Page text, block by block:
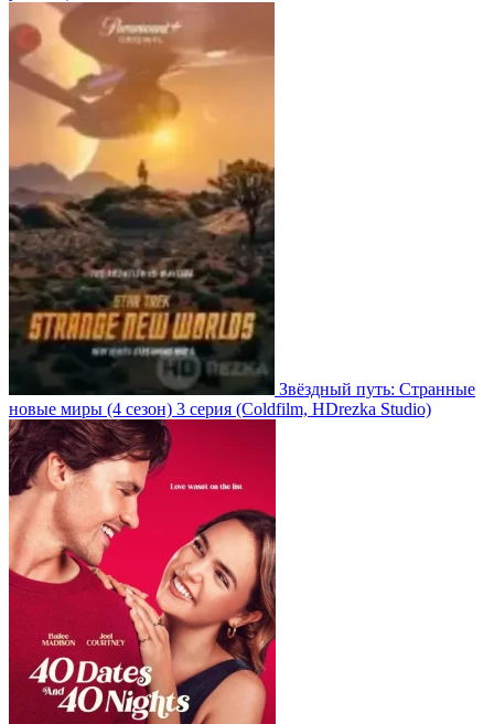
Звёздный путь: Странные
новые миры (4 сезон) 3 серия (Coldfilm, HDrezka Studio)